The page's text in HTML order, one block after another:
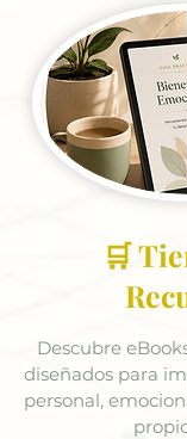
🛒
Descubre
diseñados para
personal,